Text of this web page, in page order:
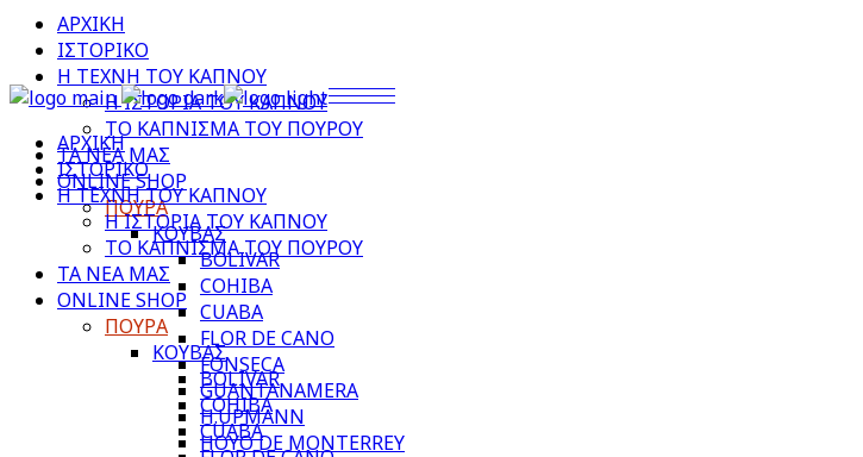
ΑΡΧΙΚΗ
ΙΣΤΟΡΙΚΟ
Η ΤΕΧΝΗ ΤΟΥ ΚΑΠΝΟΥ
Η ΙΣΤΟΡΙΑ ΤΟΥ ΚΑΠΝΟΥ
ΤΟ ΚΑΠΝΙΣΜΑ ΤΟΥ ΠΟΥΡΟΥ
ΤΑ ΝΕΑ ΜΑΣ
ONLINE SHOP
ΠΟΥΡΑ
ΚΟΥΒΑΣ
BOLIVAR
COHIBA
CUABA
FLOR DE CANO
FONSECA
GUANTANAMERA
H.UPMANN
HOYO DE MONTERREY
ΑΡΧΙΚΗ
ΙΣΤΟΡΙΚΟ
Η ΤΕΧΝΗ ΤΟΥ ΚΑΠΝΟΥ
Η ΙΣΤΟΡΙΑ ΤΟΥ ΚΑΠΝΟΥ
ΤΟ ΚΑΠΝΙΣΜΑ ΤΟΥ ΠΟΥΡΟΥ
ΤΑ ΝΕΑ ΜΑΣ
ONLINE SHOP
ΠΟΥΡΑ
ΚΟΥΒΑΣ
BOLIVAR
COHIBA
CUABA